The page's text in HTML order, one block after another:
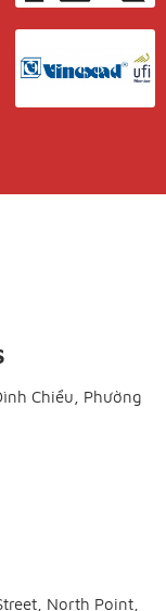
Chiểu, Phường
North Point,